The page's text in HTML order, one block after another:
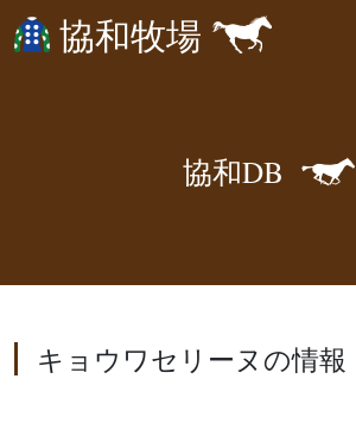
協和牧場
協和DB 🐎
キョウワセリーヌの情報